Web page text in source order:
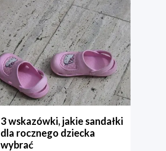
3 wskazówki, jakie sandałki
dla rocznego dziecka
wybrać